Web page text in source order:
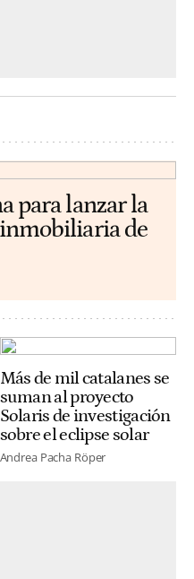
para lanzar la
de
Más de mil catalanes se
suman al proyecto
Solaris de investigación
sobre el eclipse solar
Andrea Pacha Röper